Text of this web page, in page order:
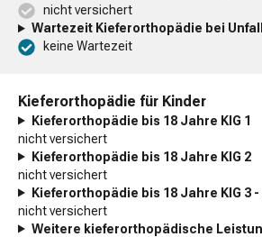
nicht versichert
Wartezeit Kieferorthopädie bei Unfall
keine Wartezeit
Kieferorthopädie für Kinder
Kieferorthopädie bis 18 Jahre KIG 1
nicht versichert
Kieferorthopädie bis 18 Jahre KIG 2
nicht versichert
Kieferorthopädie bis 18 Jahre KIG 3 -
nicht versichert
Weitere kieferorthopädische